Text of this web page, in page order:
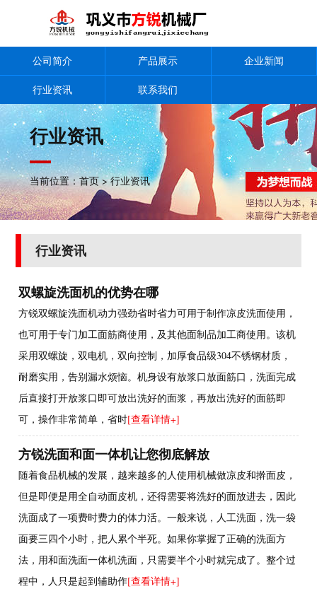
公司简介 产品展示 企业新闻
行业资讯 联系我们
行业资讯
当前位置：首页>行业资讯
行业资讯
双螺旋洗面机的优势在哪
方锐双螺旋洗面机动力强劲省时省力可用于制作凉皮洗面使用，
也可用于专门加工面筋商使用，及其他面制品加工商使用。该机
采用双螺旋，双电机，双向控制，加厚食品级304不锈钢材质，
耐磨实用，告别漏水烦恼。机身设有放浆口放面筋口，洗面完成
后直接打开放浆口即可放出洗好的面浆，再放出洗好的面筋即
可，操作非常简单，省时[查看详情+]
方锐洗面和面一体机让您彻底解放
随着食品机械的发展，越来越多的人使用机械做凉皮和擀面皮，
但是即便是用全自动面皮机，还得需要将洗好的面放进去，因此
洗面成了一项费时费力的体力活。一般来说，人工洗面，洗一袋
面要三四个小时，把人累个半死。如果你掌握了正确的洗面方
法，用和面洗面一体机洗面，只需要半个小时就完成了。整个过
程中，人只是起到辅助作[查看详情+]